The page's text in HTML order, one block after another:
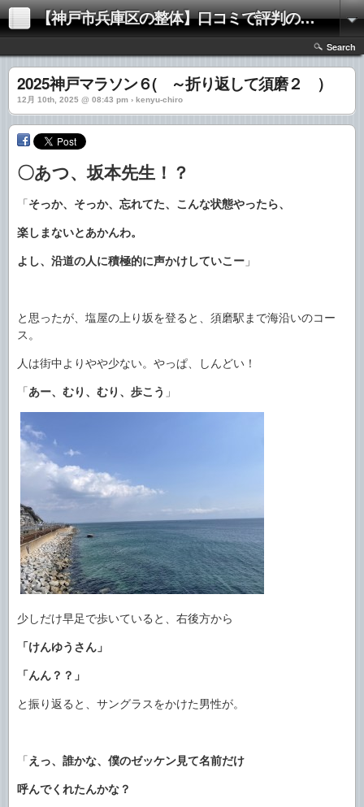
【神戸市兵庫区の整体】口コミで評判の「きむらけんゆう整体院」
Search
2025神戸マラソン６( ～折り返して須磨２ ）
12月 10th, 2025 @ 08:43 pm › kenyu-chiro
〇あつ、坂本先生！？
「そっか、そっか、忘れてた、こんな状態やったら、
楽しまないとあかんわ。
よし、沿道の人に積極的に声かけしていこー 」
と思ったが、塩屋の上り坂を登ると、須磨駅まで海沿いのコー
ス。
人は街中よりやや少ない。やっぱ、しんどい！
「あー、むり、むり、歩こう 」
少しだけ早足で歩いていると、右後方から
「けんゆうさん」
「んん？？」
と振り返ると、サングラスをかけた男性が。
「 えっ、誰かな、僕のゼッケン見て名前だけ
呼んでくれたんかな？